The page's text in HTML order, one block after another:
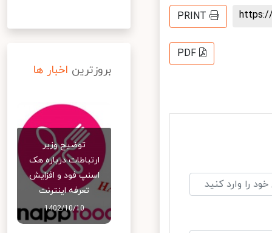
PRINT
PDF
بروزترین اخبار ها
توضیح وزیر
ارتباطات درباره هک
اسنپ‌ فود و افزایش
تعرفه اینترنت
1402/10/10